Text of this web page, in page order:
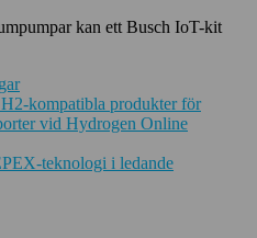
kan ett Busch IoT-kit
kompatibla produkter för
vid Hydrogen Online
teknologi i ledande